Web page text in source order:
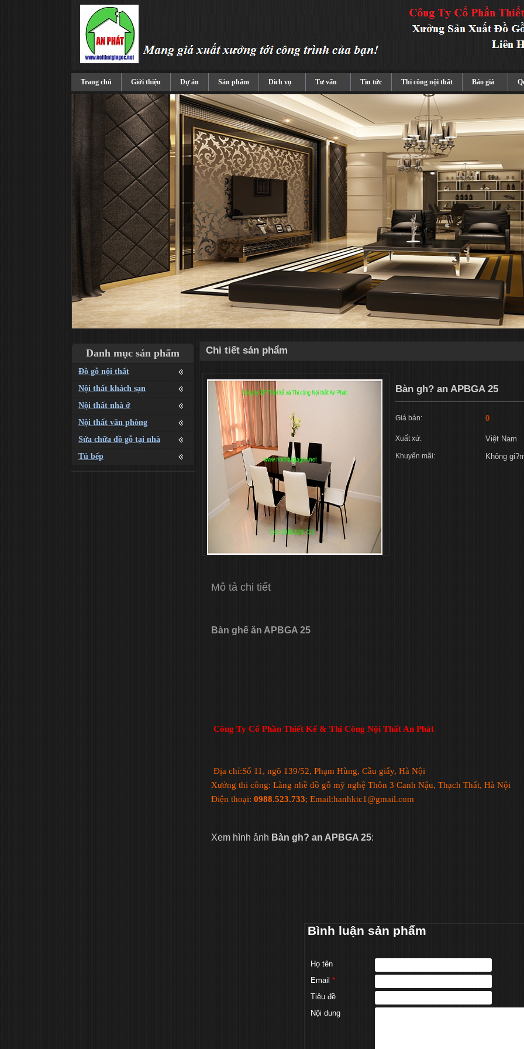
Trang chủ Giới thiệu Dự án Sản phẩm Dich vụ Tư vấn Tin tức Thi công nội thất Báo giá
Danh mục sản phẩm
Đồ gỗ nội thất
Nội thất khách sạn
Nội thất nhà ở
Nội thất văn phòng
Sửa chữa đồ gỗ tại nhà
Tủ bếp
Chi tiết sản phẩm
Bàn gh? an APBGA 25
Giá bán: 0
Xuất xứ: Việt Nam
Khuyến mãi: Không
Mô tả chi tiết
Bàn ghế ăn APBGA 25
Công Ty Cổ Phần Thiết Kế & Thi Công Nội Thất An Phát
Địa chỉ:Số 11, ngõ 139/52, Phạm Hùng, Cầu giấy, Hà Nội
Xưởng thi công: Làng nhề đồ gỗ mỹ nghệ Thôn 3 Canh Nậu, Thạch Thất, Hà Nội
Điện thoại: 0988.523.733; Email:hanhktc1@gmail.com
Xem hình ảnh Bàn gh? an APBGA 25:
Bình luận sản phẩm
Họ tên
Email *
Tiêu đề
Nội dung